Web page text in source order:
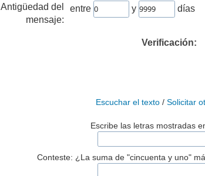
Antigüedad del
mensaje:
entre y días
Verificación:
Escuchar el texto/ Solicitar
Escribe las letras mostradas
Conteste: ¿La suma de "cincuenta y uno"